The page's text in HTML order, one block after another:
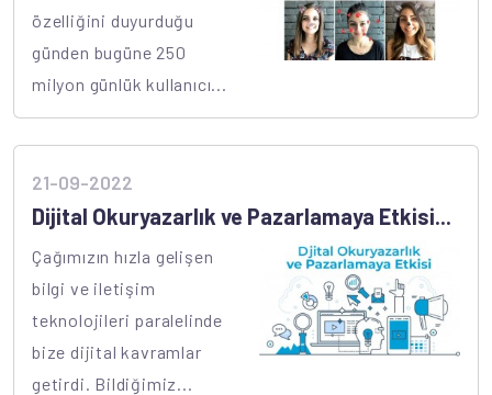
özelliğini duyurduğu
günden bugüne 250
milyon günlük kullanıcı...
21-09-2022
Dijital Okuryazarlık ve Pazarlamaya Etkisi...
Çağımızın hızla gelişen
bilgi ve iletişim
teknolojileri paralelinde
bize dijital kavramlar
getirdi. Bildiğimiz...